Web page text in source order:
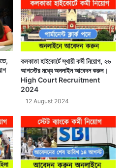
কলকাতা হাইকোর্টে স্থায়ী কর্মী নিয়োগ, ২৬
আগস্টের মধ্যে অনলাইন আবেদন করুন।
High Court Recruitment
2024
12 August 2024